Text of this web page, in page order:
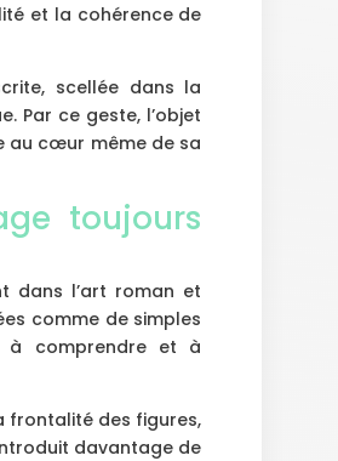
et la cohérence de
scellée dans la
Par ce geste, l’objet
au cœur même de sa
toujours
dans l’art roman et
comme de simples
à comprendre et à
frontalité des figures,
davantage de